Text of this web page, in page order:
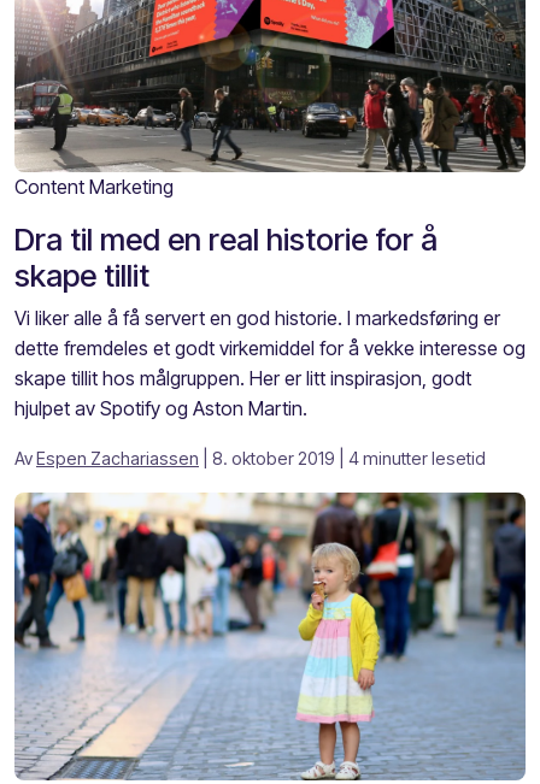
Content Marketing
Dra til med en real historie for å
skape tillit
Vi liker alle å få servert en god historie. I markedsføring er
dette fremdeles et godt virkemiddel for å vekke interesse og
skape tillit hos målgruppen. Her er litt inspirasjon, godt
hjulpet av Spotify og Aston Martin.
AvEspen Zachariassen | 8. oktober 2019 | 4 minutter lesetid